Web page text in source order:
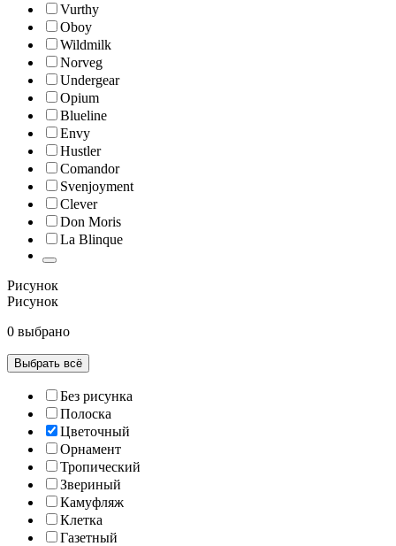
Vurthy
Oboy
Wildmilk
Norveg
Undergear
Opium
Blueline
Envy
Hustler
Comandor
Svenjoyment
Clever
Don Moris
La Blinque
Рисунок
Рисунок
0 выбрано
Выбрать всё
Без рисунка
Полоска
Цветочный
Орнамент
Тропический
Звериный
Камуфляж
Клетка
Газетный